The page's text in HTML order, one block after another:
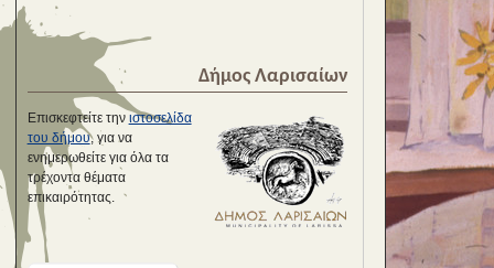
Δήμος Λαρισαίων
Επισκεφτείτε την ιστοσελίδα
του δήμου, για να
ενημερωθείτε για όλα τα
τρέχοντα θέματα
επικαιρότητας.